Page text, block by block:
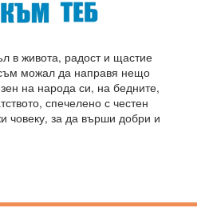
в живота, радост и щастие
можал да направя нещо
на народа си, на бедните,
спечелено с честен
човеку, за да върши добри и